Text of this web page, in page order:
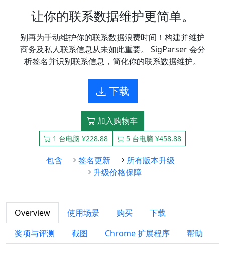
让你的联系数据维护更简单。
别再为手动维护你的联系数据浪费时间！构建并维护
商务及私人联系信息从未如此重要。 SigParser 会分
析签名并识别联系信息，简化你的联系数据维护。
下载
加入购物车
1 台电脑 ¥228.88 5 台电脑 ¥458.88
包含 签名更新
所有版本升级
升级价格保障
Overview 使用场景 购买
下载
奖项与评测
截图 Chrome 扩展程序 帮助